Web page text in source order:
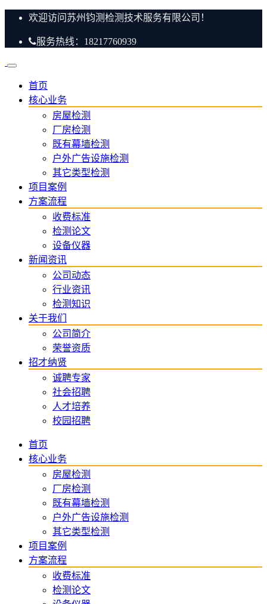
欢迎访问苏州钧测检测技术服务有限公司！
服务热线：18217760939
首页
核心业务
房屋检测
厂房检测
既有幕墙检测
户外广告设施检测
其它类型检测
项目案例
方案流程
收费标准
检测论文
设备仪器
新闻资讯
公司动态
行业资讯
检测知识
关于我们
公司简介
荣誉资质
招才纳贤
诚聘专家
社会招聘
人才培养
校园招聘
首页
核心业务
房屋检测
厂房检测
既有幕墙检测
户外广告设施检测
其它类型检测
项目案例
方案流程
收费标准
检测论文